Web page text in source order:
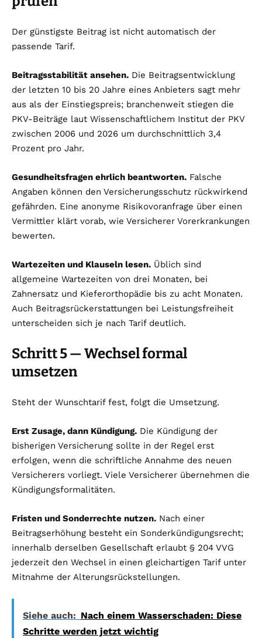
Der günstigste Beitrag ist nicht automatisch der
passende Tarif.
Beitragsstabilität ansehen. Die Beitragsentwicklung
der letzten 10 bis 20 Jahre eines Anbieters sagt mehr
aus als der Einstiegspreis; branchenweit stiegen die
PKV-Beiträge laut Wissenschaftlichem Institut der PKV
zwischen 2006 und 2026 um durchschnittlich 3,4
Prozent pro Jahr.
Gesundheitsfragen ehrlich beantworten. Falsche
Angaben können den Versicherungsschutz rückwirkend
gefährden. Eine anonyme Risikovoranfrage über einen
Vermittler klärt vorab, wie Versicherer Vorerkrankungen
bewerten.
Wartezeiten und Klauseln lesen. Üblich sind
allgemeine Wartezeiten von drei Monaten, bei
Zahnersatz und Kieferorthopädie bis zu acht Monaten.
Auch Beitragsrückerstattungen bei Leistungsfreiheit
unterscheiden sich je nach Tarif deutlich.
Schritt 5 — Wechsel formal
umsetzen
Steht der Wunschtarif fest, folgt die Umsetzung.
Erst Zusage, dann Kündigung. Die Kündigung der
bisherigen Versicherung sollte in der Regel erst
erfolgen, wenn die schriftliche Annahme des neuen
Versicherers vorliegt. Viele Versicherer übernehmen die
Kündigungsformalitäten.
Fristen und Sonderrechte nutzen. Nach einer
Beitragserhöhung besteht ein Sonderkündigungsrecht;
innerhalb derselben Gesellschaft erlaubt § 204 VVG
jederzeit den Wechsel in einen gleichartigen Tarif unter
Mitnahme der Alterungsrückstellungen.
Siehe auch: Nach einem Wasserschaden: Diese
Schritte werden jetzt wichtig